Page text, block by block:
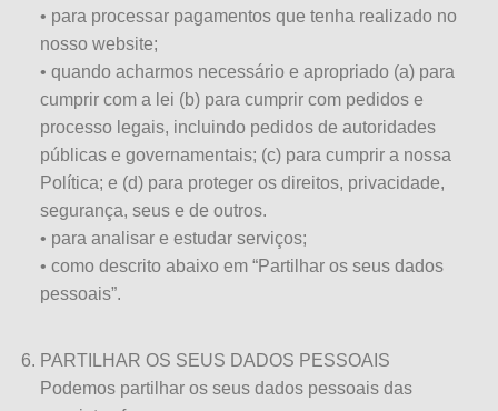
• para processar pagamentos que tenha realizado no
nosso website;
• quando acharmos necessário e apropriado (a) para
cumprir com a lei (b) para cumprir com pedidos e
processo legais, incluindo pedidos de autoridades
públicas e governamentais; (c) para cumprir a nossa
Política; e (d) para proteger os direitos, privacidade,
segurança, seus e de outros.
• para analisar e estudar serviços;
• como descrito abaixo em “Partilhar os seus dados
pessoais”.
PARTILHAR OS SEUS DADOS PESSOAIS
Podemos partilhar os seus dados pessoais das